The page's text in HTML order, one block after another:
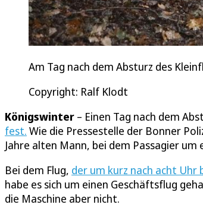
Am Tag nach dem Absturz des
Copyright: Ralf Klodt
Königswinter – Einen Tag nach dem
fest. Wie die Pressestelle der Bonner
Jahre alten Mann, bei dem Passagier um
Bei dem Flug, der um kurz nach acht
habe es sich um einen Geschäftsflug
die Maschine aber nicht.